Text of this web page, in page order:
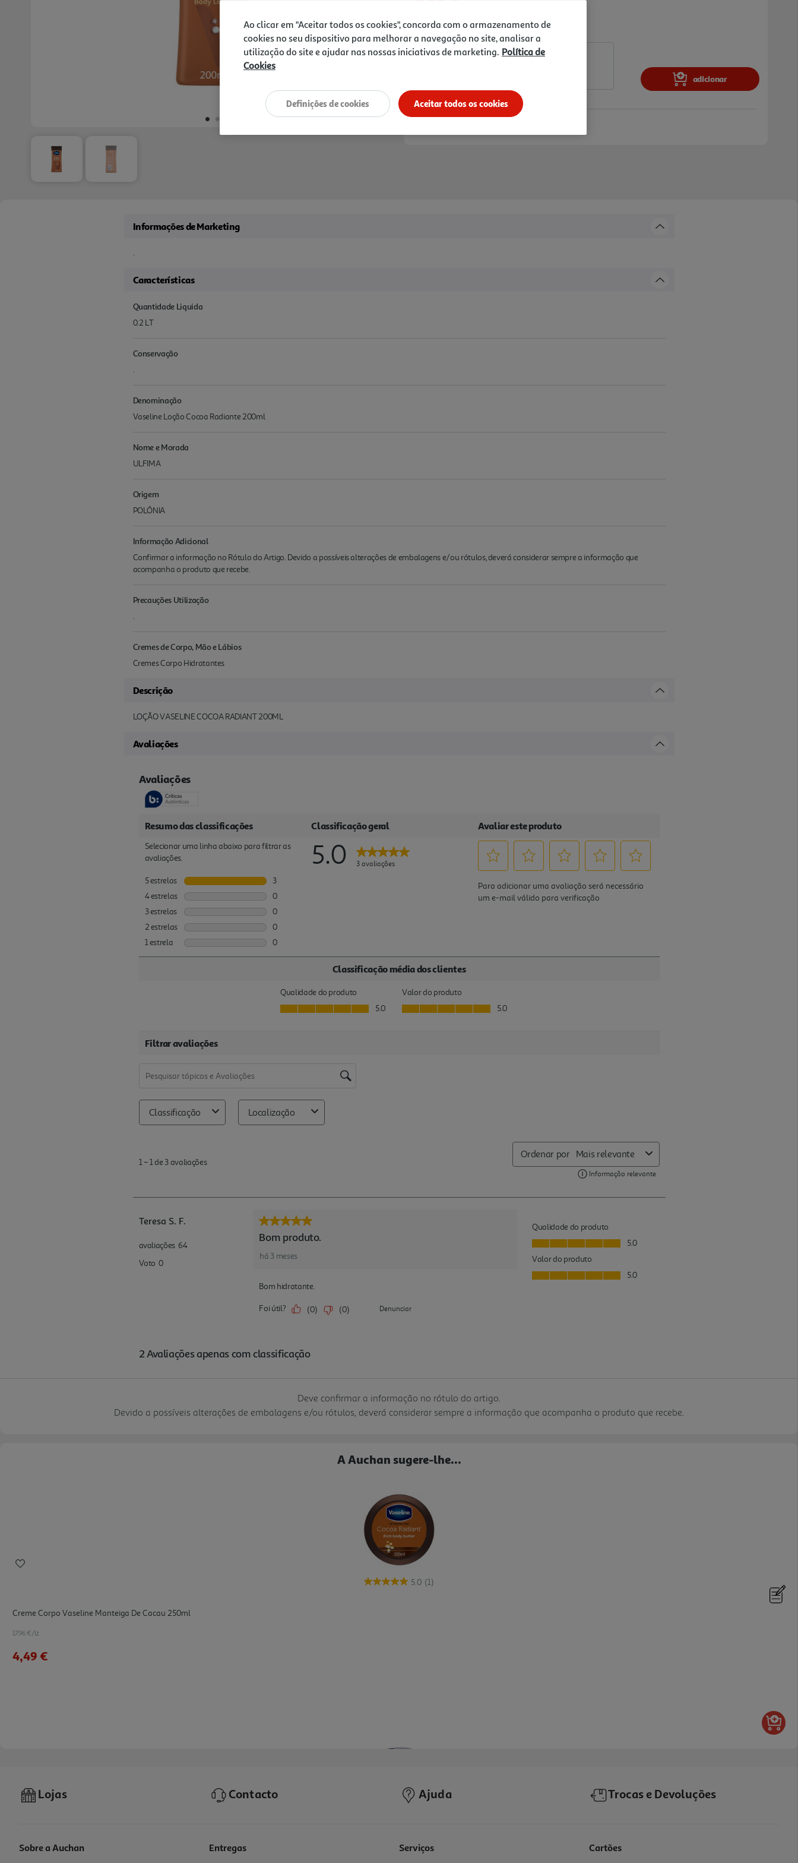
Notas de preparação
adicionar
Informações de Marketing
.
Características
Quantidade Liquida
0.2 LT
Conservação
.
Denominação
Vaseline Loção Cocoa Radiante 200ml
Nome e Morada
ULFIMA
Origem
POLÓNIA
Informação Adicional
Confirmar a informação no Rótulo do Artigo. Devido a possíveis alterações de embalagens e/ou rótulos, deverá considerar sempre a informação que
acompanha o produto que recebe.
Precauções Utilização
.
Cremes de Corpo, Mão e Lábios
Cremes Corpo Hidratantes
Descrição
LOÇÃO VASELINE COCOA RADIANT 200ML
Avaliações
Deve confirmar a informação no rótulo do artigo.
Devido a possíveis alterações de embalagens e/ou rótulos, deverá considerar sempre a informação que acompanha o produto que recebe.
A Auchan sugere-lhe...
5.0 (1)
Creme Corpo Vaseline Manteiga De Cacau 250ml
17.96 €/Lt
4,49 €
Lojas Contacto Ajuda Trocas e Devoluções
Sobre a Auchan Entregas Serviços Cartões
Ao clicar em "Aceitar todos os cookies", concorda com o armazenamento de
cookies no seu dispositivo para melhorar a navegação no site, analisar a
utilização do site e ajudar nas nossas iniciativas de marketing. Política de
Cookies
Aceitar todos os cookies
Definições de cookies